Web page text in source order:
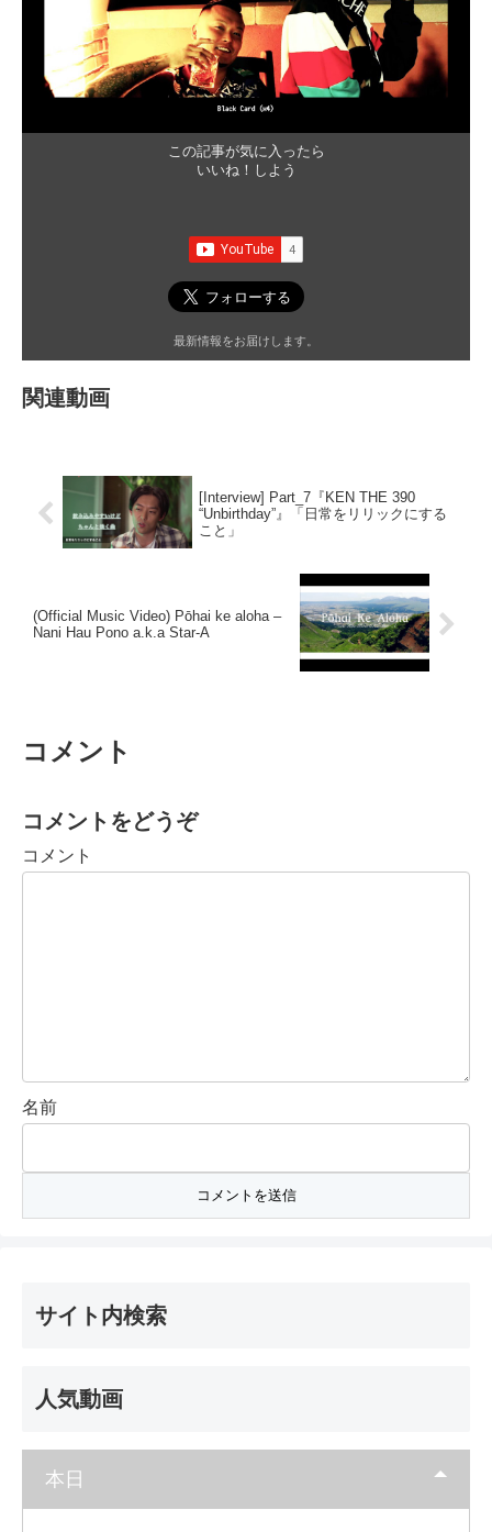
この記事が気に入ったら
いいね！しよう
最新情報をお届けします。
関連動画
[Interview] Part_7『KEN THE 390
“Unbirthday”』「日常をリリックにする
こと」
(Official Music Video) Pōhai ke aloha –
Nani Hau Pono a.k.a Star-A
コメント
コメントをどうぞ
コメント
名前
サイト内検索
人気動画
本日